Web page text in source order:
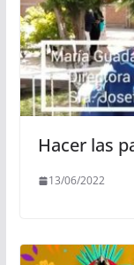
Hacer las
13/06/2022